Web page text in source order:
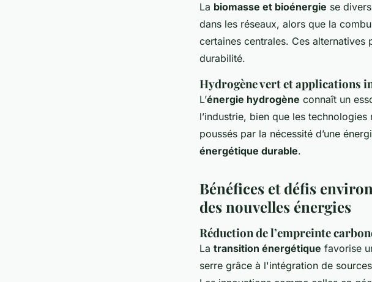
La biomasse et bioénergie se
dans les réseaux, alors que la
certaines centrales. Ces
durabilité.
Hydrogène vert et applications
L’énergie hydrogène connaît un
l’industrie, bien que les
poussés par la nécessité d’une
énergétique durable.
Bénéfices et défis
des nouvelles énergies
Réduction de l’empreinte
La transition énergétique favorise
serre grâce à l'intégration de sources